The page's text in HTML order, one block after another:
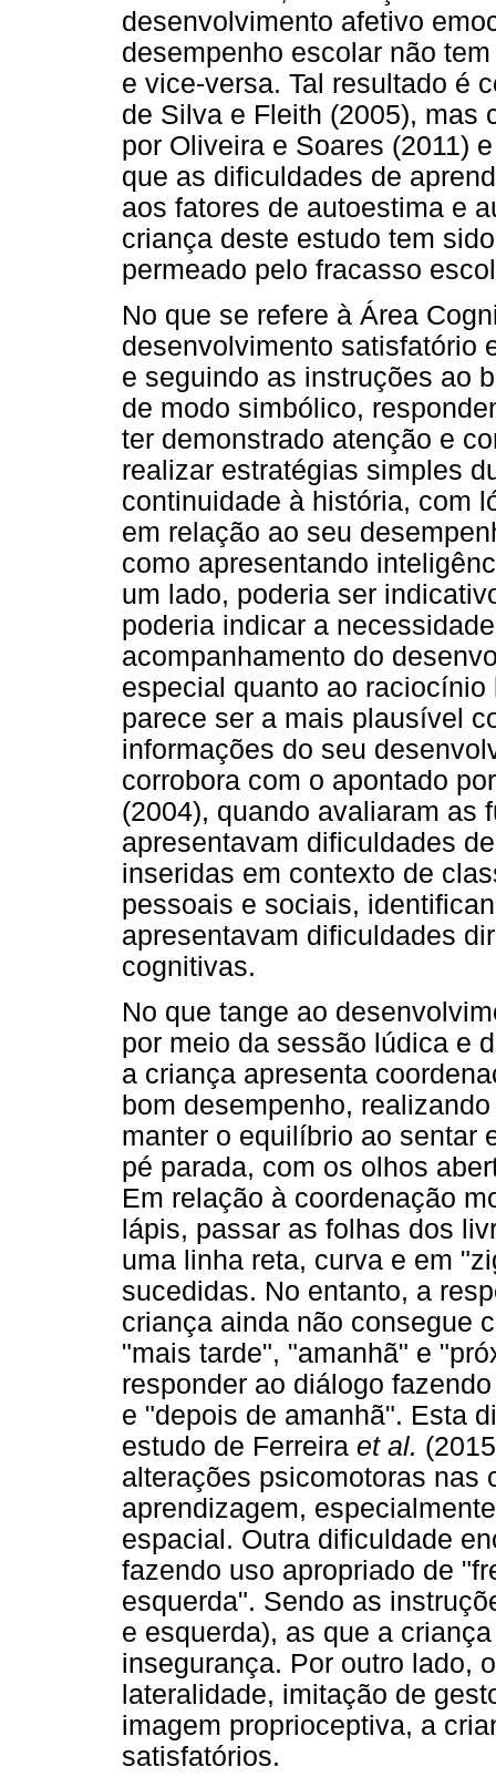
desenvolvimento afetivo
desempenho escolar não
e vice-versa. Tal resultado é
de Silva e Fleith (2005), mas
por Oliveira e Soares (2011)
que as dificuldades de
aos fatores de autoestima e
criança deste estudo tem
permeado pelo fracasso
No que se refere à Área
desenvolvimento satisfatório
e seguindo as instruções ao
de modo simbólico,
ter demonstrado atenção e
realizar estratégias simples
continuidade à história, com
em relação ao seu
como apresentando
um lado, poderia ser
poderia indicar a
acompanhamento do
especial quanto ao
parece ser a mais plausível
informações do seu
corrobora com o apontado
(2004), quando avaliaram as
apresentavam dificuldades
inseridas em contexto de
pessoais e sociais,
apresentavam dificuldades
cognitivas.
No que tange ao
por meio da sessão lúdica e
a criança apresenta
bom desempenho,
manter o equilíbrio ao sentar
pé parada, com os olhos
Em relação à coordenação
lápis, passar as folhas dos
uma linha reta, curva e em
sucedidas. No entanto, a
criança ainda não consegue
"mais tarde", "amanhã" e
responder ao diálogo
e "depois de amanhã". Esta
estudo de Ferreira et al.
alterações psicomotoras nas
aprendizagem,
espacial. Outra dificuldade
fazendo uso apropriado de
esquerda". Sendo as
e esquerda), as que a
insegurança. Por outro lado,
lateralidade, imitação de
imagem proprioceptiva, a
satisfatórios.